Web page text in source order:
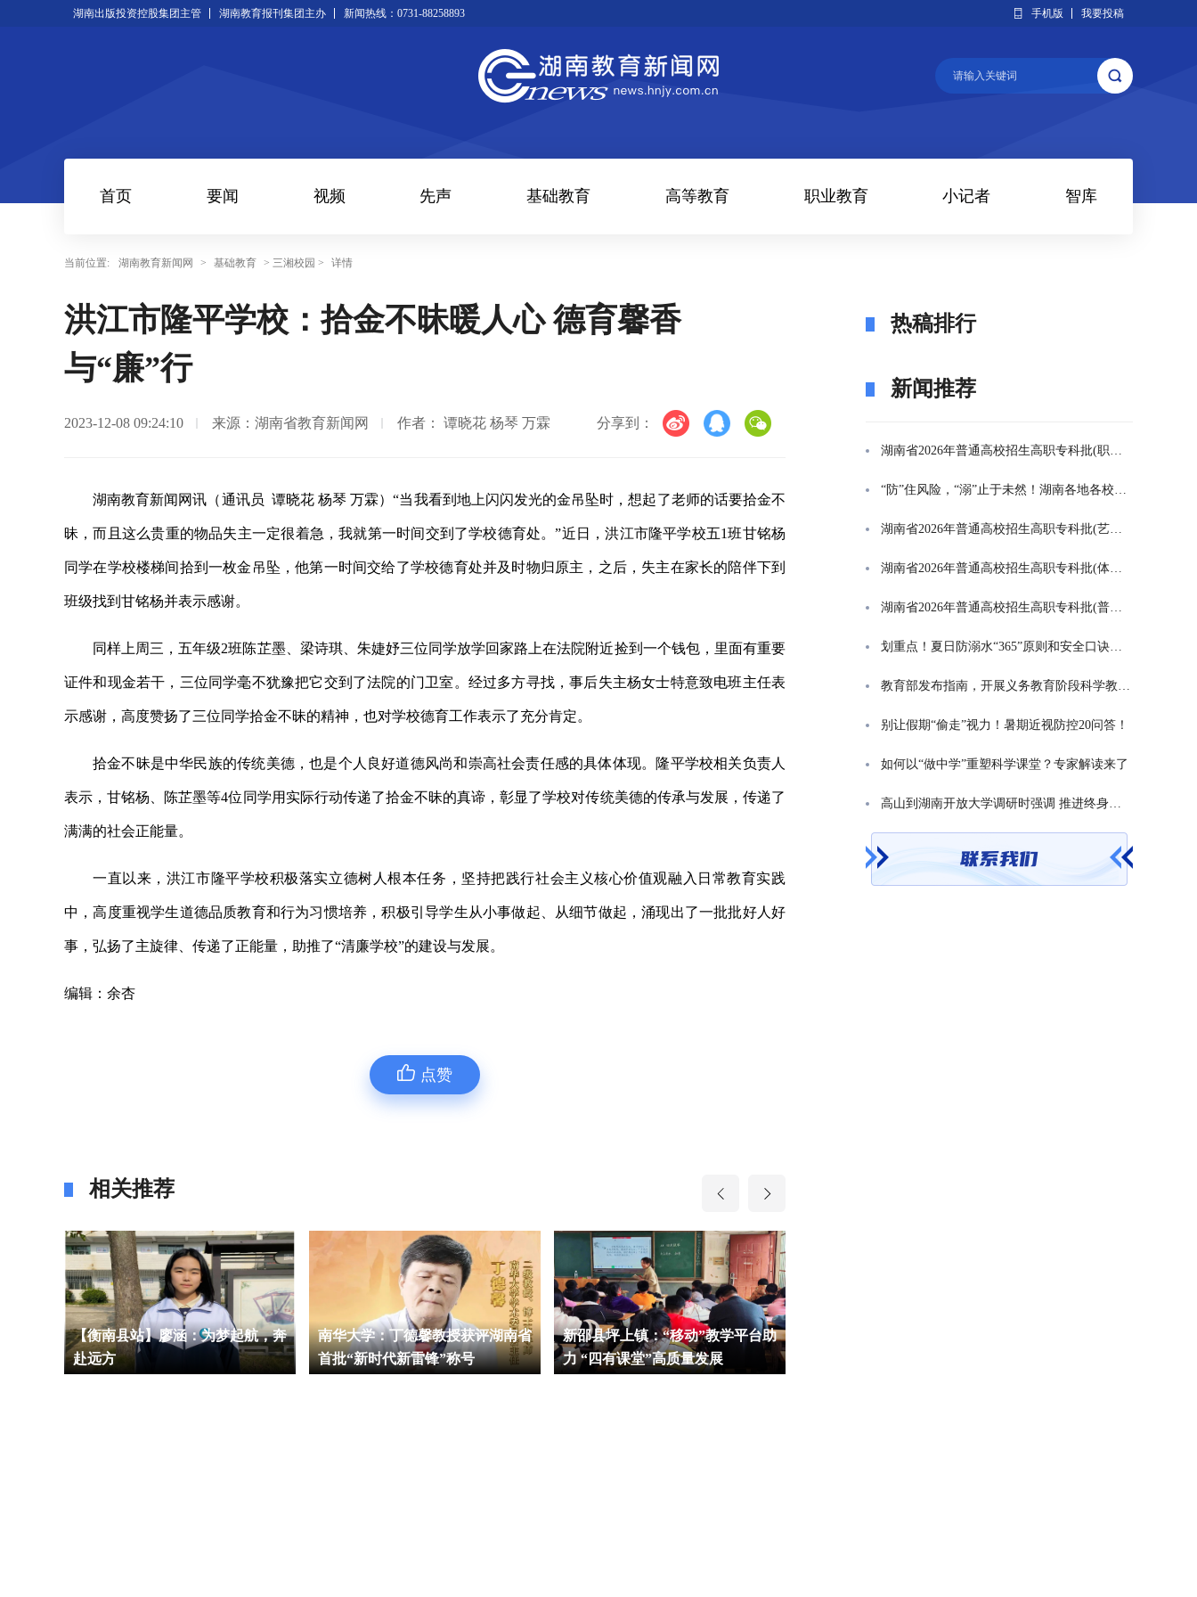
湖南出版投资控股集团主管 湖南教育报刊集团主办 新闻热线：0731-88258893 手机版 我要投稿
首页 要闻 视频 先声 基础教育 高等教育 职业教育 小记者 智库
当前位置: 湖南教育新闻网 > 基础教育 > 三湘校园 > 详情
洪江市隆平学校：拾金不昧暖人心 德育馨香
与“廉”行
2023-12-08 09:24:10 来源：湖南省教育新闻网 作者： 谭晓花 杨琴 万霖 分享到：
湖南教育新闻网讯（通讯员 谭晓花 杨琴 万霖）“当我看到地上闪闪发光的金吊坠时，想起了老师的话要拾金不
昧，而且这么贵重的物品失主一定很着急，我就第一时间交到了学校德育处。”近日，洪江市隆平学校五1班甘铭杨
同学在学校楼梯间拾到一枚金吊坠，他第一时间交给了学校德育处并及时物归原主，之后，失主在家长的陪伴下到
班级找到甘铭杨并表示感谢。
同样上周三，五年级2班陈芷墨、梁诗琪、朱婕妤三位同学放学回家路上在法院附近捡到一个钱包，里面有重要
证件和现金若干，三位同学毫不犹豫把它交到了法院的门卫室。经过多方寻找，事后失主杨女士特意致电班主任表
示感谢，高度赞扬了三位同学拾金不昧的精神，也对学校德育工作表示了充分肯定。
拾金不昧是中华民族的传统美德，也是个人良好道德风尚和崇高社会责任感的具体体现。隆平学校相关负责人
表示，甘铭杨、陈芷墨等4位同学用实际行动传递了拾金不昧的真谛，彰显了学校对传统美德的传承与发展，传递了
满满的社会正能量。
一直以来，洪江市隆平学校积极落实立德树人根本任务，坚持把践行社会主义核心价值观融入日常教育实践
中，高度重视学生道德品质教育和行为习惯培养，积极引导学生从小事做起、从细节做起，涌现出了一批批好人好
事，弘扬了主旋律、传递了正能量，助推了“清廉学校”的建设与发展。
编辑：余杏
点赞
相关推荐
【衡南县站】廖涵：为梦起航，奔
赴远方
南华大学：丁德馨教授获评湖南省
首批“新时代新雷锋”称号
新邵县坪上镇：“移动”教学平台助
力 “四有课堂”高质量发展
热稿排行
新闻推荐
湖南省2026年普通高校招生高职专科批(职高对口类)第一次投档分数线
“防”住风险，“溺”止于未然！湖南各地各校打响防溺水“保卫战”
湖南省2026年普通高校招生高职专科批(艺术类)第一次投档分数线
湖南省2026年普通高校招生高职专科批(体育类)第一次投档分数线
湖南省2026年普通高校招生高职专科批(普通类)第一次投档分数线
划重点！夏日防溺水“365”原则和安全口诀一起学
教育部发布指南，开展义务教育阶段科学教育“做中学”领航行动
别让假期“偷走”视力！暑期近视防控20问答！
如何以“做中学”重塑科学课堂？专家解读来了
高山到湖南开放大学调研时强调 推进终身教育发展 在服务学习型社会建设中走好转型升级发展之路